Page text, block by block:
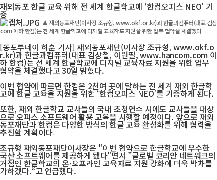
재외동포 한글 교육 위해 전 세계 한글학교에 ‘한컴오피스 NEO’ 기
증
▲ 재외동포재단(이사장 조규형, www.okf.or.kr)과 한글과컴퓨터(대표 김
com 이하 한컴)는 전 세계 한글학교에 디지털 교육자료 지원을 위한 업무 협약을 체결했다
[동포투데이 허훈 기자] 재외동포재단(이사장 조규형, www.okf.o
r.kr)과 한글과컴퓨터(대표 김상철, 이원필, www.hancom.com 이
하 한컴)는 전 세계 한글학교에 디지털 교육자료 지원을 위한 업무
협약을 체결했다고 30일 밝혔다.
이번 협약에 따르면 한컴은 2천여 곳에 달하는 전 세계 재외 한글학
교에 한글 교육을 지원을 위한 ‘한컴오피스 NEO’를 기증하게 된다.
또한, 재외 한글학교 교사들의 국내 초청연수 시에도 교사들을 대상
으로 오피스 소프트웨어 활용 교육을 시행할 예정이다. 앞으로 재외
동포재단과 한컴은 다양한 방식의 한글 교육 활성화를 위해 협력을
추진할 계획이다.
조규형 재외동포재단이사장은 "이번 협약으로 한글학교에 우수한
국산 소프트웨어를 제공하게 됐다"면서 ”글로벌 코리안 네트워크의
거점인 한글학교의 온·오프라인 교육자료 지원 강화에 더욱 박차를
가하겠다.“고 언급했다.